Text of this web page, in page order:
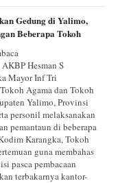
Gedung di Yalimo,
Beberapa Tokoh
Hesman S
Mayor Inf Tri
Agama dan Tokoh
Yalimo, Provinsi
personil melaksanakan
pemantaun di beberapa
Karangka, Tokoh
guna membahas
pasca pembacaan
terbakarnya kantor-